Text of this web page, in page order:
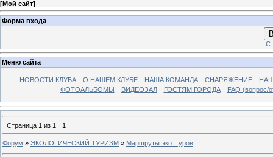
[Мой сайт]
Форма входа
Меню сайта
НОВОСТИ КЛУБА О НАШЕМ КЛУБЕ НАША КОМАНДА СНАРЯЖЕНИЕ
ФОТОАЛЬБОМЫ
ВИДЕОЗАЛ ГОСТЯМ ГОРОДА FAQ (вопрос/
Страница 1 из 1 1
Форум » ЭКОЛОГИЧЕСКИЙ ТУРИЗМ » Маршруты эко. туров